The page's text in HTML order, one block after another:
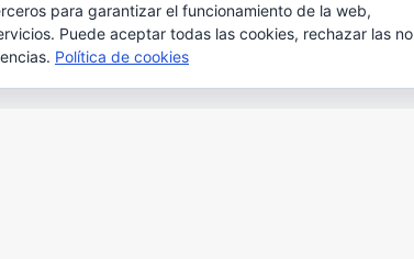
para garantizar el funcionamiento de la web,
Puede aceptar todas las cookies, rechazar las no
Política de cookies